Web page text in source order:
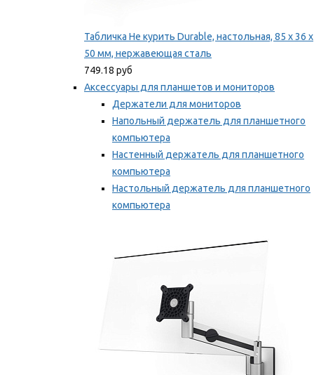
Табличка Не курить Durable, настольная, 85 x 36 x
50 мм, нержавеющая сталь
749.18 руб
Аксессуары для планшетов и мониторов
Держатели для мониторов
Напольный держатель для планшетного
компьютера
Настенный держатель для планшетного
компьютера
Настольный держатель для планшетного
компьютера